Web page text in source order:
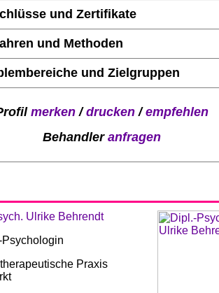
und Zertifikate
und Methoden
und Zielgruppen
merken/drucken/empfehlen
Behandler anfragen
Ulrike Behrendt
Psychologin
Praxis